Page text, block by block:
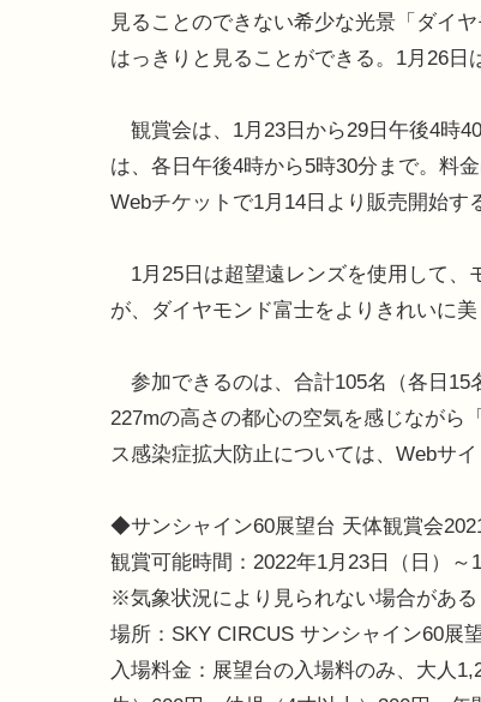
見ることのできない希少な光景「ダイ
はっきりと見ることができる。1月26日
観賞会は、1月23日から29日午後4時
は、各日午後4時から5時30分まで。料
Webチケットで1月14日より販売開始す
1月25日は超望遠レンズを使用して、
が、ダイヤモンド富士をよりきれいに
参加できるのは、合計105名（各日15
227mの高さの都心の空気を感じながら
ス感染症拡大防止については、Webサイ
◆サンシャイン60展望台 天体観賞会
観賞可能時間：2022年1月23日（日）～
※気象状況により見られない場合がある
場所：SKY CIRCUS サンシャイン60展
入場料金：展望台の入場料のみ、大人